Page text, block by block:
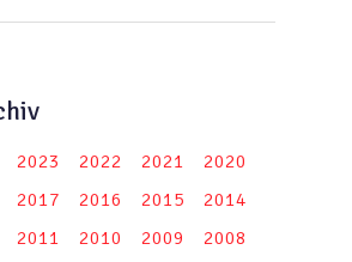
2023 2022 2021
2020
2017 2016 2015
2014
2011 2010 2009
2008